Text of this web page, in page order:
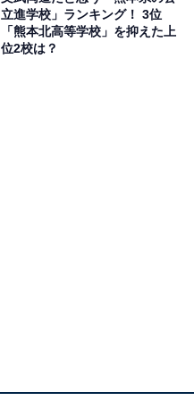
立進学校」ランキング！ 3位
「熊本北高等学校」を抑えた上
位2校は？